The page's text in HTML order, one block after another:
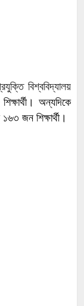
বিশ্ববিদ্যালয়
অন্যদিকে
জন শিক্ষার্থী।